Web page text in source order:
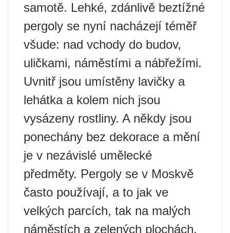
samotě. Lehké, zdánlivě beztížné
pergoly se nyní nacházejí téměř
všude: nad vchody do budov,
uličkami, náměstími a nábřežími.
Uvnitř jsou umístěny lavičky a
lehátka a kolem nich jsou
vysázeny rostliny. A někdy jsou
ponechány bez dekorace a mění
je v nezávislé umělecké
předměty. Pergoly se v Moskvě
často používají, a to jak ve
velkých parcích, tak na malých
náměstích a zelených plochách.